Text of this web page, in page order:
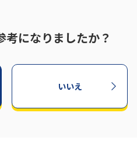
考になりましたか？
いいえ